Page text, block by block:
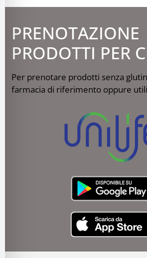
PRENOTAZIONE
PRODOTTI PER
Per prenotare prodotti senza
farmacia di riferimento oppure